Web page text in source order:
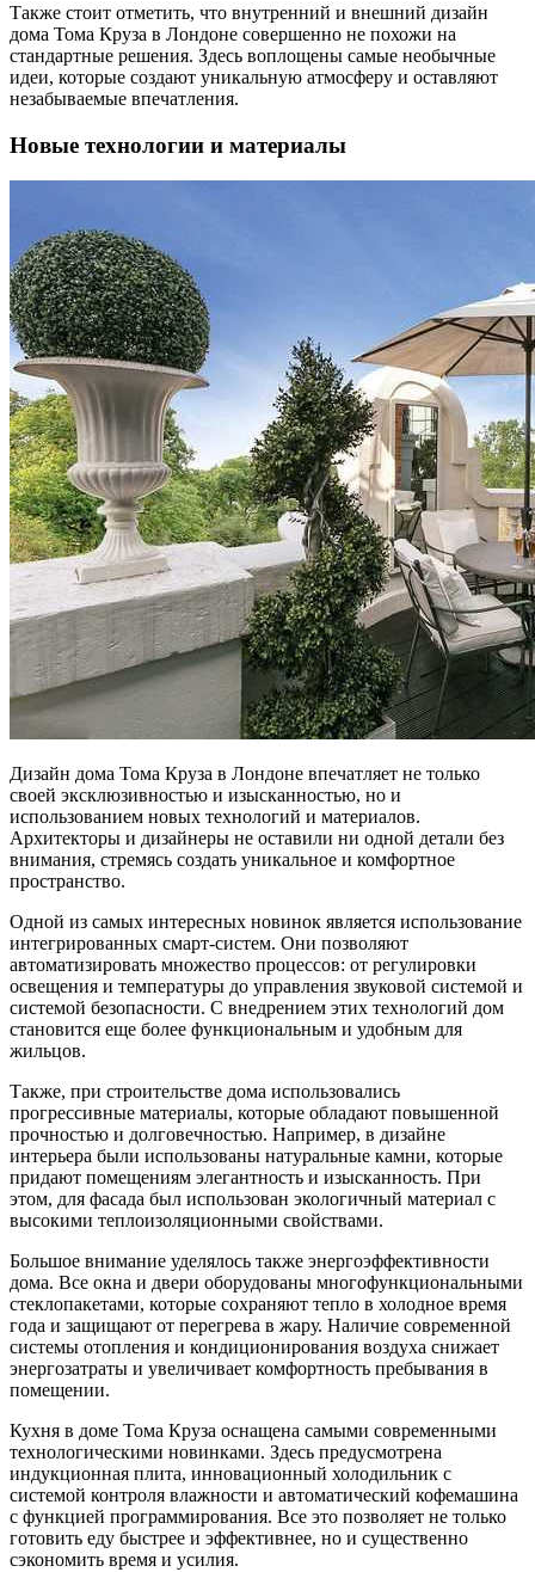
Также стоит отметить, что внутренний и внешний дизайн
дома Тома Круза в Лондоне совершенно не похожи на
стандартные решения. Здесь воплощены самые необычные
идеи, которые создают уникальную атмосферу и оставляют
незабываемые впечатления.
Новые технологии и материалы
Дизайн дома Тома Круза в Лондоне впечатляет не только
своей эксклюзивностью и изысканностью, но и
использованием новых технологий и материалов.
Архитекторы и дизайнеры не оставили ни одной детали без
внимания, стремясь создать уникальное и комфортное
пространство.
Одной из самых интересных новинок является использование
интегрированных смарт-систем. Они позволяют
автоматизировать множество процессов: от регулировки
освещения и температуры до управления звуковой системой и
системой безопасности. С внедрением этих технологий дом
становится еще более функциональным и удобным для
жильцов.
Также, при строительстве дома использовались
прогрессивные материалы, которые обладают повышенной
прочностью и долговечностью. Например, в дизайне
интерьера были использованы натуральные камни, которые
придают помещениям элегантность и изысканность. При
этом, для фасада был использован экологичный материал с
высокими теплоизоляционными свойствами.
Большое внимание уделялось также энергоэффективности
дома. Все окна и двери оборудованы многофункциональными
стеклопакетами, которые сохраняют тепло в холодное время
года и защищают от перегрева в жару. Наличие современной
системы отопления и кондиционирования воздуха снижает
энергозатраты и увеличивает комфортность пребывания в
помещении.
Кухня в доме Тома Круза оснащена самыми современными
технологическими новинками. Здесь предусмотрена
индукционная плита, инновационный холодильник с
системой контроля влажности и автоматический кофемашина
с функцией программирования. Все это позволяет не только
готовить еду быстрее и эффективнее, но и существенно
сэкономить время и усилия.